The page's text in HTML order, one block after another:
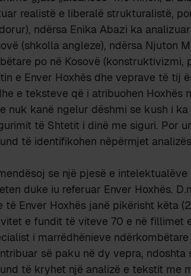
realistë e liberalë strukturalistë,
ndërsa Enika Abazi ka
(shkolla angleze), ndërsa Njuton
po në Kosovë (konstruktivizmi,
e Enver Hoxhës dhe veprave të tij
e teksteve që i atribuohen Hoxhës
nuk kanë ngelur dëshmi se kush i
të Shtetit i dinë me siguri. Por
të identifikohen nëpërmjet
se një pjesë e
duke iu referuar Enver Hoxhës.
të Enver Hoxhës janë pikërisht këta
e fundit të viteve 70 e në fillimet
i marrëdhënieve
së paku në dy vepra, ndoshta
të kryhet një analizë e tekstit me